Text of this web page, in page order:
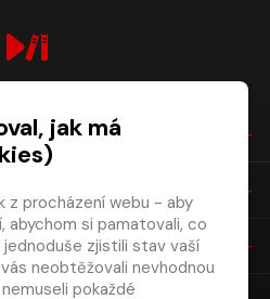
jak má
z procházení webu - aby
abychom si pamatovali, co
zjistili stav vaší
neobtěžovali nevhodnou
pokaždé